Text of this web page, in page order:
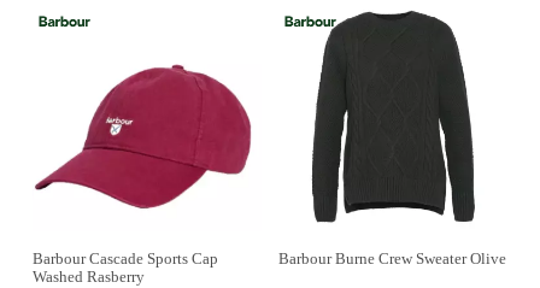
Barbour Cascade Sports Cap
Washed Rasberry
Barbour Burne Crew Sweater Olive